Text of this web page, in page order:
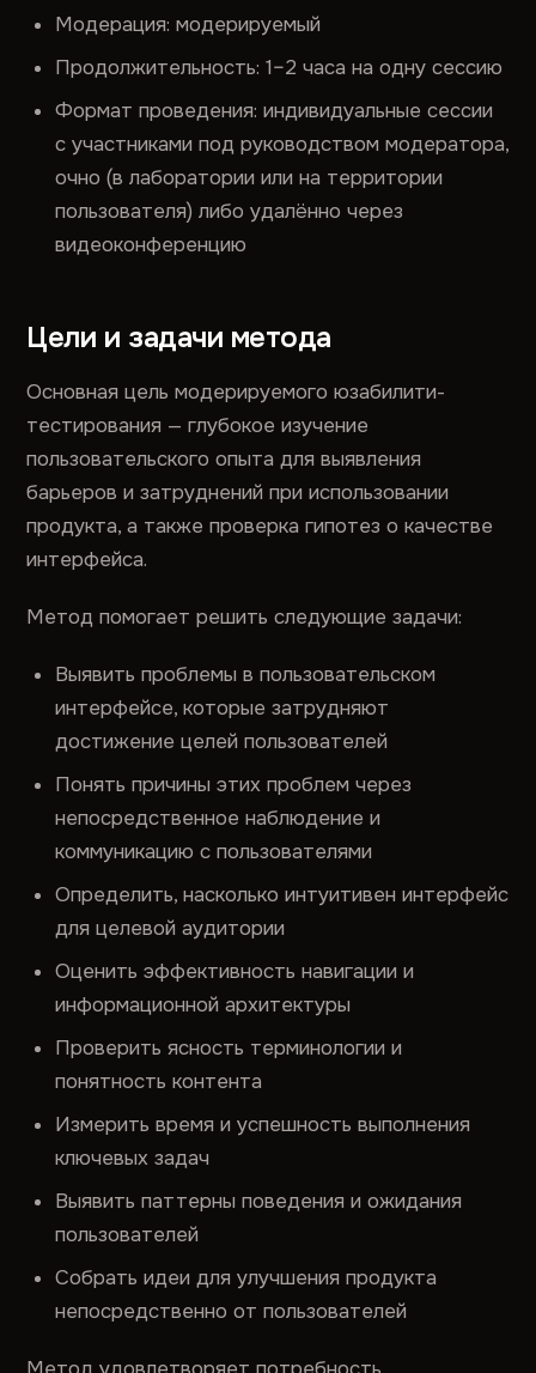
Модерация: модерируемый
Продолжительность: 1–2 часа на одну сессию
Формат проведения: индивидуальные сессии
с участниками под руководством модератора,
очно (в лаборатории или на территории
пользователя) либо удалённо через
видеоконференцию
Цели и задачи метода
Основная цель модерируемого юзабилити-
тестирования — глубокое изучение
пользовательского опыта для выявления
барьеров и затруднений при использовании
продукта, а также проверка гипотез о качестве
интерфейса.
Метод помогает решить следующие задачи:
Выявить проблемы в пользовательском
интерфейсе, которые затрудняют
достижение целей пользователей
Понять причины этих проблем через
непосредственное наблюдение и
коммуникацию с пользователями
Определить, насколько интуитивен интерфейс
для целевой аудитории
Оценить эффективность навигации и
информационной архитектуры
Проверить ясность терминологии и
понятность контента
Измерить время и успешность выполнения
ключевых задач
Выявить паттерны поведения и ожидания
пользователей
Собрать идеи для улучшения продукта
непосредственно от пользователей